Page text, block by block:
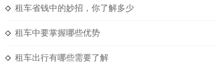
租车省钱中的妙招，你了解多少
租车中要掌握哪些优势
租车出行有哪些需要了解